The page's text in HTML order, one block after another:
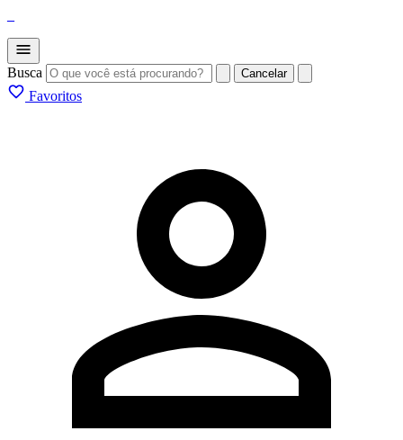
Busca Cancelar
Favoritos